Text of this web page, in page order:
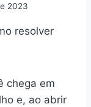
2023
resolver
chega em
e, ao abrir